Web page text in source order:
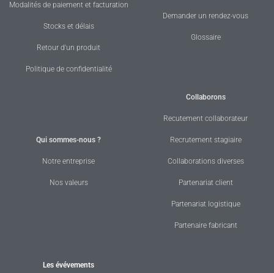
Modalités de paiement et facturation
Stocks et délais
Retour d'un produit
Politique de confidentialité
Demander un rendez-vous
Glossaire
Qui sommes-nous ?
Notre entreprise
Nos valeurs
Collaborons
Recutement collaborateur
Recrutement stagiaire
Collaborations diverses
Partenariat client
Partenariat logistique
Partenaire fabricant
Les évévements